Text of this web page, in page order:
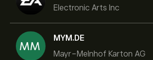
Electronic Arts Inc
MYM.DE
Mayr-Melnhof Karton AG